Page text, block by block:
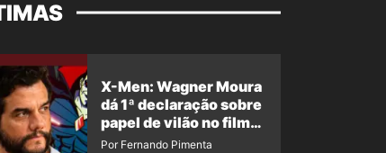
X-Men: Wagner Moura
dá 1ª declaração sobre
papel de vilão no filme
da Marvel
Por Fernando Pimenta